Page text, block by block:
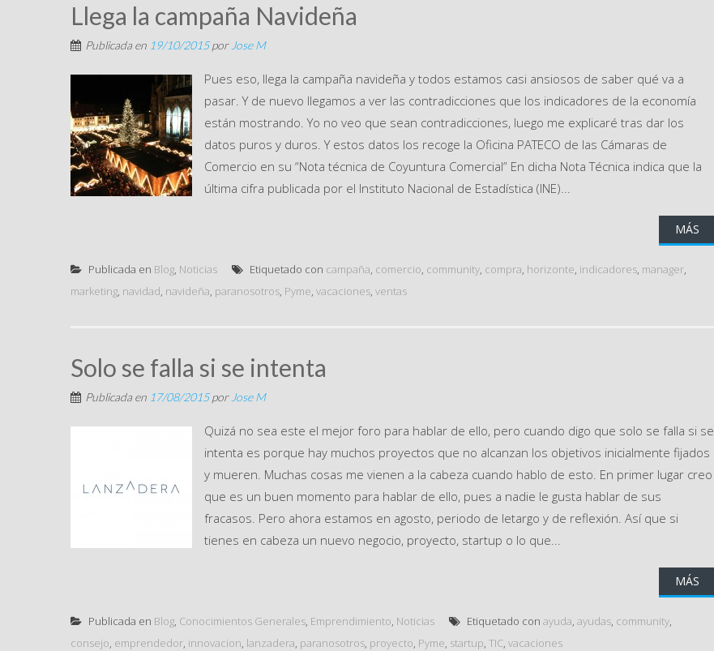
Llega la campaña Navideña
Publicada en 19/10/2015por Jose M
Pues eso, llega la campaña navideña y todos estamos casi ansiosos de saber qué va a
pasar. Y de nuevo llegamos a ver las contradicciones que los indicadores de la economía
están mostrando. Yo no veo que sean contradicciones, luego me explicaré tras dar los
datos puros y duros. Y estos datos los recoge la Oficina PATECO de las Cámaras de
Comercio en su “Nota técnica de Coyuntura Comercial” En dicha Nota Técnica indica que la
última cifra publicada por el Instituto Nacional de Estadística (INE)...
MÁS
Publicada en Blog, Noticias Etiquetado con campaña, comercio, community, compra, horizonte, indicadores, manager,
marketing, navidad, navideña, paranosotros, Pyme, vacaciones, ventas
Solo se falla si se intenta
Publicada en 17/08/2015por Jose M
Quizá no sea este el mejor foro para hablar de ello, pero cuando digo que solo se falla si se
intenta es porque hay muchos proyectos que no alcanzan los objetivos inicialmente fijados
y mueren. Muchas cosas me vienen a la cabeza cuando hablo de esto. En primer lugar creo
que es un buen momento para hablar de ello, pues a nadie le gusta hablar de sus
fracasos. Pero ahora estamos en agosto, periodo de letargo y de reflexión. Así que si
tienes en cabeza un nuevo negocio, proyecto, startup o lo que...
MÁS
Publicada en Blog, Conocimientos Generales, Emprendimiento, Noticias Etiquetado con ayuda, ayudas, community,
consejo, emprendedor, innovacion, lanzadera, paranosotros, proyecto, Pyme, startup, TIC, vacaciones